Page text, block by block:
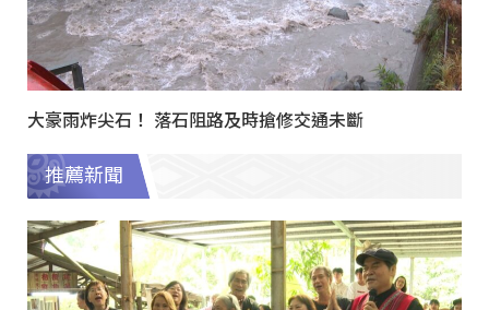
大豪雨炸尖石！ 落石阻路及時搶修交通未斷
推薦新聞